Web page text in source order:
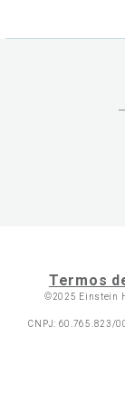
Termos
©2025 Einstein
CNPJ: 60.765.823/